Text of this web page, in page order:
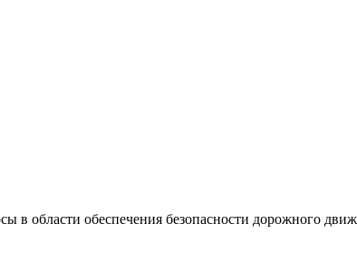
в области обеспечения безопасности дорожного